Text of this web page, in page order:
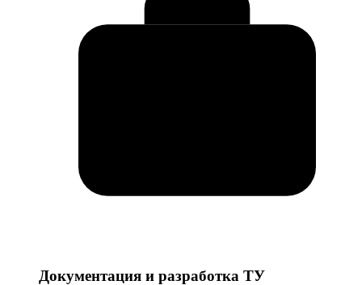
Документация и разработка ТУ